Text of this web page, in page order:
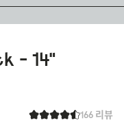
- 14"
166 리뷰